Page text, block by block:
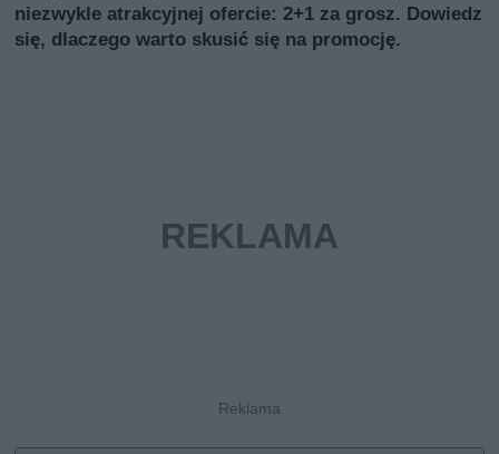
niezwykle atrakcyjnej ofercie: 2+1 za grosz. Dowiedz
się, dlaczego warto skusić się na promocję.